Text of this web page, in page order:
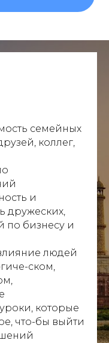
семейных
коллег,
и
дружеских,
по бизнесу и
людей
ском,
которые
что-бы выйти